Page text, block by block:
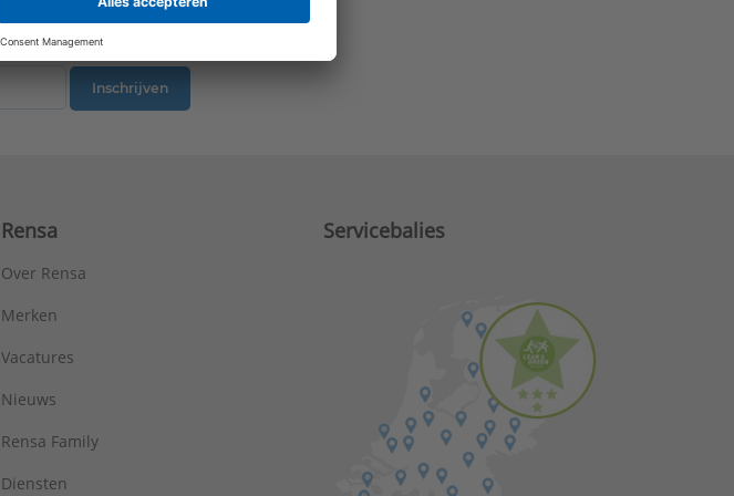
Inschrijven
Rensa
Over Rensa
Merken
Vacatures
Nieuws
Rensa Family
Diensten
Servicebalies